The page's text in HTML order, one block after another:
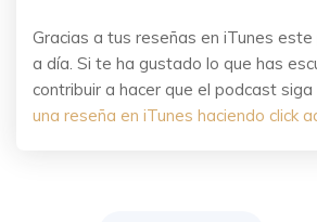
Gracias a tus reseñas en iTunes
a día. Si te ha gustado lo que has
contribuir a hacer que el podcast siga
una reseña en iTunes haciendo click